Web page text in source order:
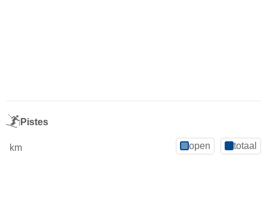
Pistes
km open totaal